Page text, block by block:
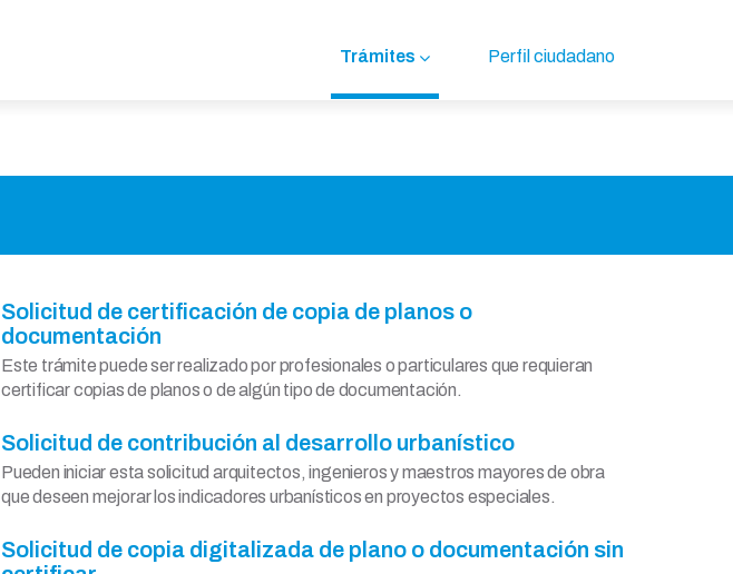
Trámites Perfil ciudadano
Solicitud de certificación de copia de planos o
documentación
Este trámite puede ser realizado por profesionales o particulares que requieran
certificar copias de planos o de algún tipo de documentación.
Solicitud de contribución al desarrollo urbanístico
Pueden iniciar esta solicitud arquitectos, ingenieros y maestros mayores de obra
que deseen mejorar los indicadores urbanísticos en proyectos especiales.
Solicitud de copia digitalizada de plano o documentación sin